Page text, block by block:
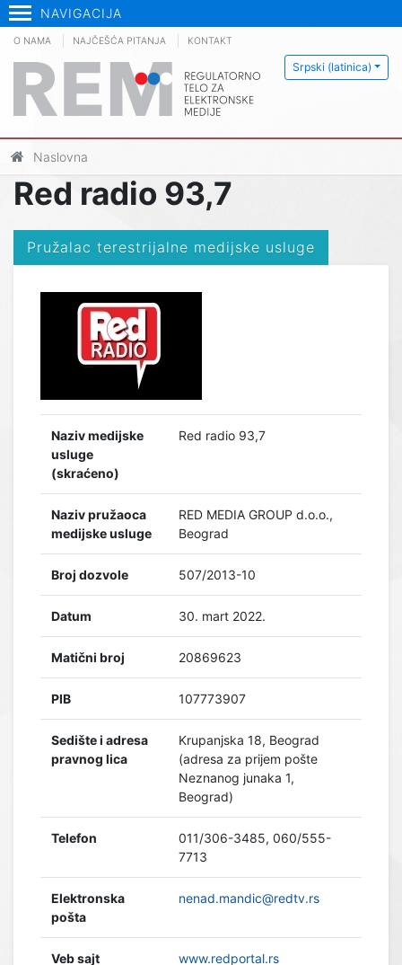
NAVIGACIJA
Srpski (latinica)
O NAMA NAJČEŠĆA PITANJA KONTAKT
Naslovna
Red radio 93,7
Pružalac terestrijalne medijske usluge
Naziv medijske
usluge
(skraćeno)
Red radio 93,7
Naziv pružaoca
medijske usluge
RED MEDIA GROUP d.o.o.,
Beograd
Broj dozvole 507/2013-10
Datum 30. mart 2022.
Matični broj 20869623
PIB 107773907
Sedište i adresa
pravnog lica
Krupanjska 18, Beograd
(adresa za prijem pošte
Neznanog junaka 1,
Beograd)
Telefon
011/306-3485, 060/555-
7713
Elektronska
pošta
nenad.mandic@redtv.rs
Veb sajt www.redportal.rs